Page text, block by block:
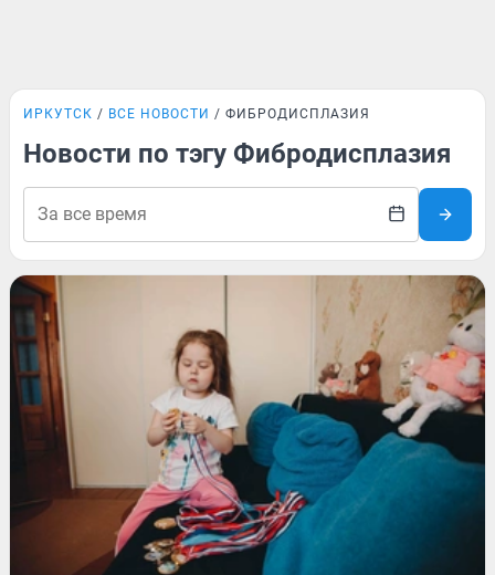
ИРКУТСК ВСЕ НОВОСТИ ФИБРОДИСПЛАЗИЯ
Новости по тэгу Фибродисплазия